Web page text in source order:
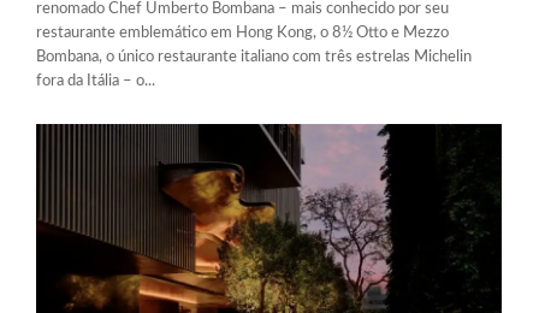
renomado Chef Umberto Bombana – mais conhecido por seu
restaurante emblemático em Hong Kong, o 8½ Otto e Mezzo
Bombana, o único restaurante italiano com três estrelas Michelin
fora da Itália – o...